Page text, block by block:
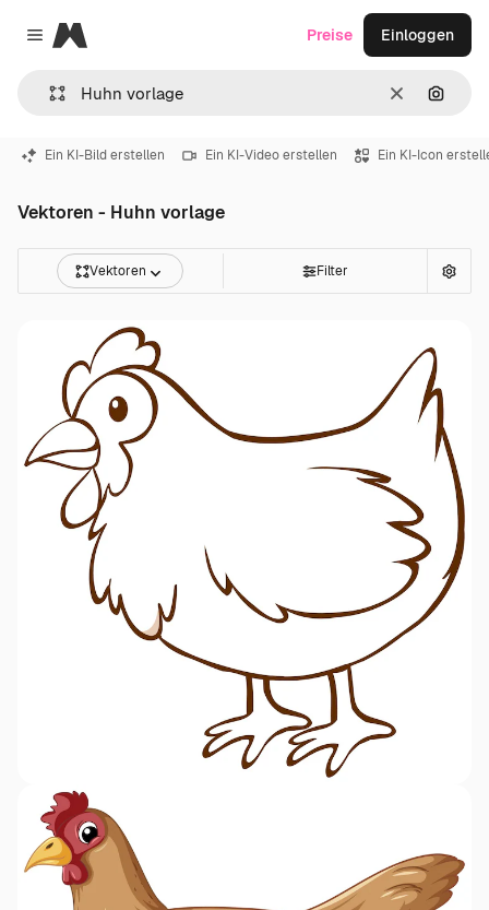
Close menu
Magnific
LöschenNach
Preise Einloggen
Ein KI-Bild erstellen Ein KI-Video erstellen Ein KI-Icon
Vektoren - Huhn vorlage
Vektoren Filter